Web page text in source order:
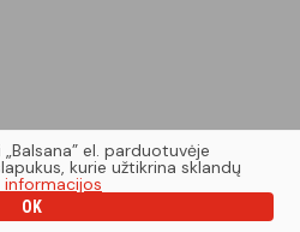
el. parduotuvėje
kurie užtikrina sklandų
informacijos
OK